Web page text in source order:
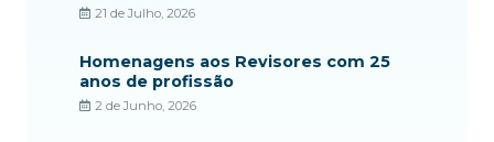
21 de Julho, 2026
Homenagens aos Revisores com 25
anos de profissão
2 de Junho, 2026